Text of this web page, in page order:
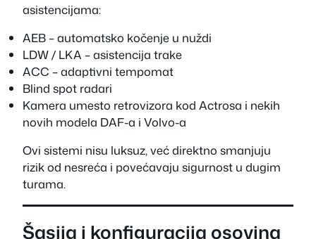
asistencijama:
AEB – automatsko kočenje u nuždi
LDW / LKA – asistencija trake
ACC – adaptivni tempomat
Blind spot radari
Kamera umesto retrovizora kod Actrosa i nekih
novih modela DAF-a i Volvo-a
Ovi sistemi nisu luksuz, već direktno smanjuju
rizik od nesreća i povećavaju sigurnost u dugim
turama.
Šasija i konfiguracija osovina